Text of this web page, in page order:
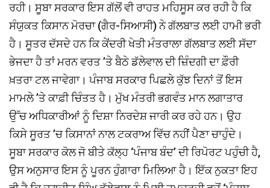
ਰਹੀ। ਸੂਬਾ ਸਰਕਾਰ ਇਸ ਗੱਲੋਂ ਵੀ ਰਾਹਤ ਮਹਿਸੂਸ ਕਰ ਰਹੀ ਹੈ ਕਿ
ਸੰਯੁਕਤ ਕਿਸਾਨ ਮੋਰਚਾ (ਗੈਰ-ਸਿਆਸੀ) ਨੇ ਗੱਲਬਾਤ ਲਈ ਹਾਮੀ ਭਰੀ
ਹੈ। ਸੂਤਰ ਦੱਸਦੇ ਹਨ ਕਿ ਕੇਂਦਰੀ ਖੇਤੀ ਮੰਤਰਾਲਾ ਗੱਲਬਾਤ ਲਈ ਸੱਦਾ
ਭੇਜਦਾ ਹੈ ਤਾਂ ਮਰਨ ਵਰਤ ’ਤੇ ਬੈਠੇ ਡੱਲੇਵਾਲ ਦੀ ਜ਼ਿੰਦਗੀ ਦਾ ਫ਼ੌਰੀ
ਖ਼ਤਰਾ ਟਲ ਜਾਵੇਗਾ। ਪੰਜਾਬ ਸਰਕਾਰ ਪਿਛਲੇ ਕੁੱਝ ਦਿਨਾਂ ਤੋਂ ਇਸ
ਮਾਮਲੇ ’ਤੇ ਕਾਫ਼ੀ ਚਿੰਤਤ ਹੈ। ਮੁੱਖ ਮੰਤਰੀ ਭਗਵੰਤ ਮਾਨ ਲਗਾਤਾਰ
ਉੱਚ ਅਧਿਕਾਰੀਆਂ ਨੂੰ ਦਿਸ਼ਾ ਨਿਰਦੇਸ਼ ਜਾਰੀ ਕਰ ਰਹੇ ਹਨ। ਉਹ
ਕਿਸੇ ਸੂਰਤ ’ਚ ਕਿਸਾਨਾਂ ਨਾਲ ਟਕਰਾਅ ਵਿੱਚ ਨਹੀਂ ਪੈਣਾ ਚਾਹੁੰਦੇ।
ਸੂਬਾ ਸਰਕਾਰ ਕੋਲ ਜੋ ਬੀਤੇ ਕੱਲ੍ਹ ‘ਪੰਜਾਬ ਬੰਦ’ ਦੀ ਰਿਪੋਰਟ ਪਹੁੰਚੀ ਹੈ,
ਉਸ ਅਨੁਸਾਰ ਇਸ ਨੂੰ ਪੂਰਨ ਹੁੰਗਾਰਾ ਮਿਲਿਆ ਹੈ। ਇੱਕ ਨੁਕਤਾ ਇਹ